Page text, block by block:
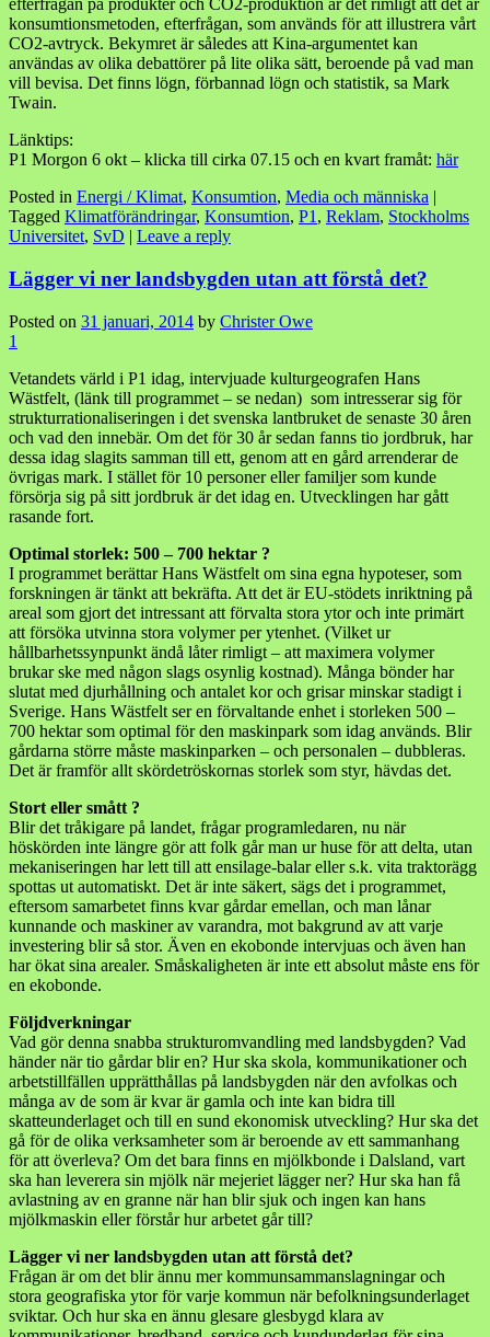
efterfrågan på produkter och CO2-produktion är det rimligt att det är
konsumtionsmetoden, efterfrågan, som används för att illustrera vårt
CO2-avtryck. Bekymret är således att Kina-argumentet kan
användas av olika debattörer på lite olika sätt, beroende på vad man
vill bevisa. Det finns lögn, förbannad lögn och statistik, sa Mark
Twain.
Länktips:
P1 Morgon 6 okt – klicka till cirka 07.15 och en kvart framåt: här
Posted in Energi / Klimat, Konsumtion, Media och människa |
Tagged Klimatförändringar, Konsumtion, P1 , Reklam, Stockholms
Universitet, SvD | Leave a reply
Lägger vi ner landsbygden utan att förstå det?
Posted on 31 januari, 2014 by Christer Owe
1
Vetandets värld i P1 idag, intervjuade kulturgeografen Hans
Wästfelt, (länk till programmet – se nedan) som intresserar sig för
strukturrationaliseringen i det svenska lantbruket de senaste 30 åren
och vad den innebär. Om det för 30 år sedan fanns tio jordbruk, har
dessa idag slagits samman till ett, genom att en gård arrenderar de
övrigas mark. I stället för 10 personer eller familjer som kunde
försörja sig på sitt jordbruk är det idag en. Utvecklingen har gått
rasande fort.
Optimal storlek: 500 – 700 hektar ?
I programmet berättar Hans Wästfelt om sina egna hypoteser, som
forskningen är tänkt att bekräfta. Att det är EU-stödets inriktning på
areal som gjort det intressant att förvalta stora ytor och inte primärt
att försöka utvinna stora volymer per ytenhet. (Vilket ur
hållbarhetssynpunkt ändå låter rimligt – att maximera volymer
brukar ske med någon slags osynlig kostnad). Många bönder har
slutat med djurhållning och antalet kor och grisar minskar stadigt i
Sverige. Hans Wästfelt ser en förvaltande enhet i storleken 500 –
700 hektar som optimal för den maskinpark som idag används. Blir
gårdarna större måste maskinparken – och personalen – dubbleras.
Det är framför allt skördetröskornas storlek som styr, hävdas det.
Stort eller smått ?
Blir det tråkigare på landet, frågar programledaren, nu när
höskörden inte längre gör att folk går man ur huse för att delta, utan
mekaniseringen har lett till att ensilage-balar eller s.k. vita traktorägg
spottas ut automatiskt. Det är inte säkert, sägs det i programmet,
eftersom samarbetet finns kvar gårdar emellan, och man lånar
kunnande och maskiner av varandra, mot bakgrund av att varje
investering blir så stor. Även en ekobonde intervjuas och även han
har ökat sina arealer. Småskaligheten är inte ett absolut måste ens för
en ekobonde.
Följdverkningar
Vad gör denna snabba strukturomvandling med landsbygden? Vad
händer när tio gårdar blir en? Hur ska skola, kommunikationer och
arbetstillfällen upprätthållas på landsbygden när den avfolkas och
många av de som är kvar är gamla och inte kan bidra till
skatteunderlaget och till en sund ekonomisk utveckling? Hur ska det
gå för de olika verksamheter som är beroende av ett sammanhang
för att överleva? Om det bara finns en mjölkbonde i Dalsland, vart
ska han leverera sin mjölk när mejeriet lägger ner? Hur ska han få
avlastning av en granne när han blir sjuk och ingen kan hans
mjölkmaskin eller förstår hur arbetet går till?
Lägger vi ner landsbygden utan att förstå det?
Frågan är om det blir ännu mer kommunsammanslagningar och
stora geografiska ytor för varje kommun när befolkningsunderlaget
sviktar. Och hur ska en ännu glesare glesbygd klara av